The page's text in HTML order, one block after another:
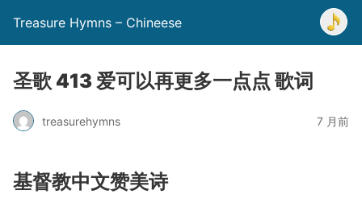
Treasure Hymns – Chineese
圣歌 413 爱可以再更多一点点 歌词
treasurehymns 7 月前
基督教中文赞美诗